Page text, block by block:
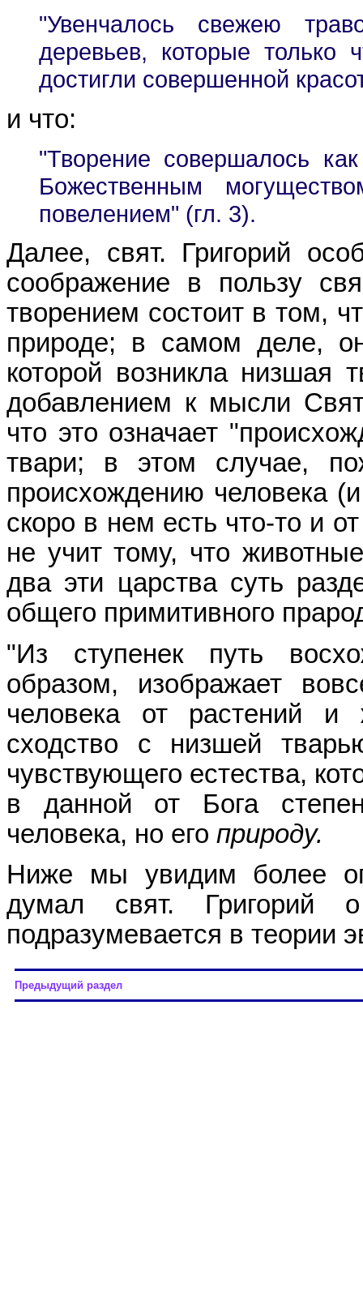
"Увенчалось свежею
деревьев, которые
достигли совершенной
и что:
"Творение совершалось
Божественным
повелением" (гл. 3).
Далее, свят. Григорий
соображение в пользу
творением состоит в том,
природе; в самом деле,
которой возникла низшая
добавлением к мысли
что это означает
твари; в этом случае,
происхождению человека
скоро в нем есть что-то и
не учит тому, что
два эти царства суть
общего примитивного
"Из ступенек путь
образом, изображает
человека от растений
сходство с низшей
чувствующего естества,
в данной от Бога
человека, но его природу.
Ниже мы увидим более
думал свят. Григорий
подразумевается в теории
Предыдущий раздел